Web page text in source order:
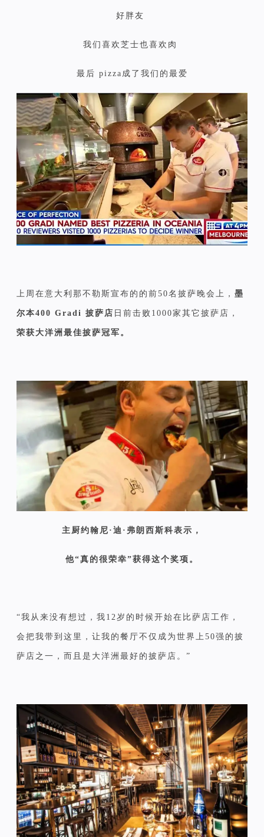
好胖友
我们喜欢芝士也喜欢肉
最后 pizza成了我们的最爱
上周在意大利那不勒斯宣布的的前50名披萨晚会上， 墨
尔本400 Gradi 披萨店 日前击败1000家其它披萨店，
荣获大洋洲最佳披萨冠军。
主厨约翰尼·迪·弗朗西斯科表示，
他“真的很荣幸”获得这个奖项。
“我从来没有想过，我12岁的时候开始在比萨店工作，
会把我带到这里，让我的餐厅不仅成为世界上50强的披
萨店之一，而且是大洋洲最好的披萨店。”